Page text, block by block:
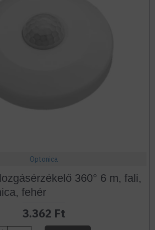
Optonica
360° 6 m, fali,
fehér
3.362 Ft